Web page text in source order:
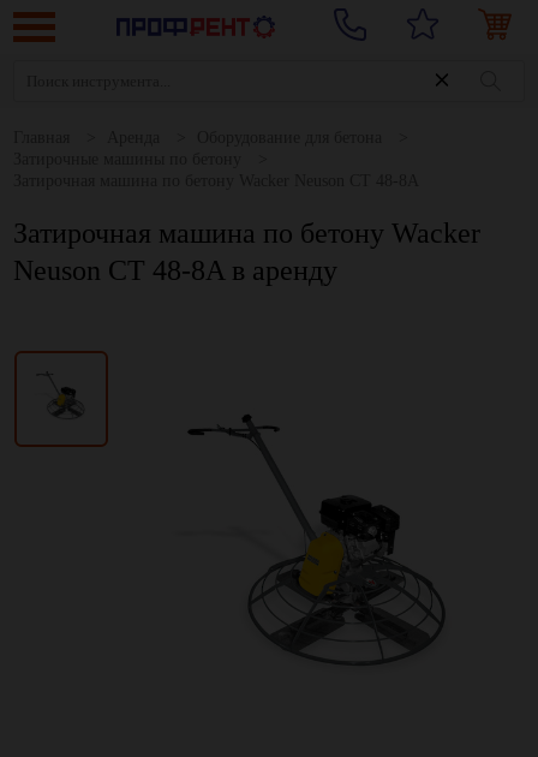
Затирочная машина по бетону Wacker
Neuson СТ 48-8A в аренду